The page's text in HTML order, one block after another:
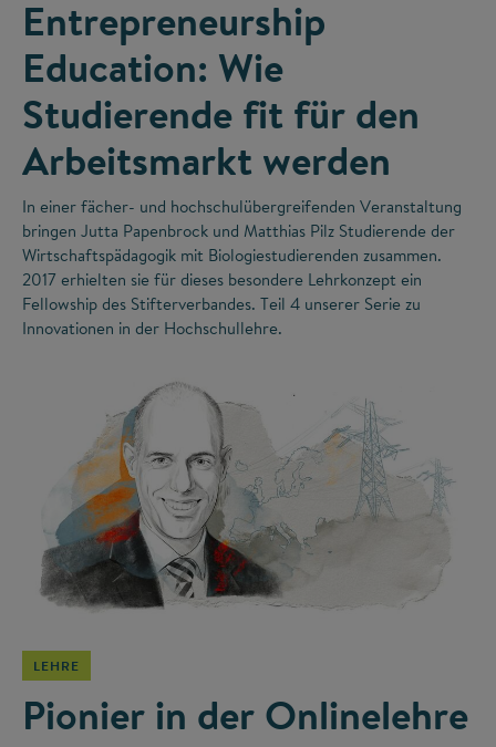
Entrepreneurship
Education: Wie
Studierende fit für den
Arbeitsmarkt werden
In einer fächer- und hochschulübergreifenden Veranstaltung
bringen Jutta Papenbrock und Matthias Pilz Studierende der
Wirtschaftspädagogik mit Biologiestudierenden zusammen.
2017 erhielten sie für dieses besondere Lehrkonzept ein
Fellowship des Stifterverbandes. Teil 4 unserer Serie zu
Innovationen in der Hochschullehre.
©
LEHRE
Pionier in der Onlinelehre